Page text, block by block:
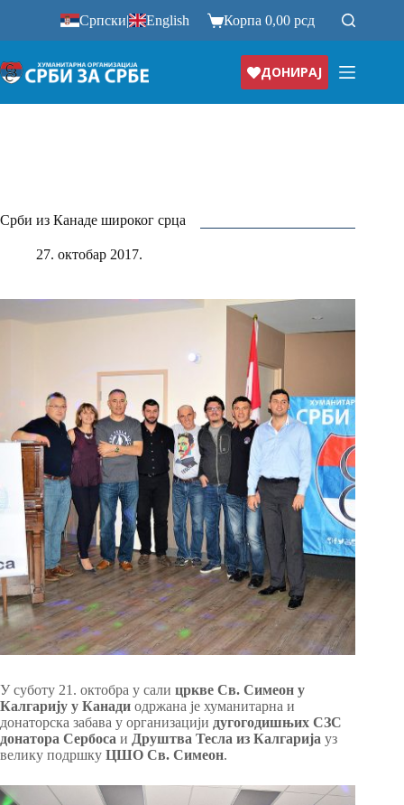
Српски| English Корпа0,00рсд
ДОНИРАЈ
Срби из Канаде широког срца
27. октобар 2017.
У суботу 21. октобра у сали цркве Св. Симеон у
Калгарију у Канади одржана је хуманитарна и
донаторска забава у организацији дугогодишњих СЗС
донатора Сербоса и Друштва Тесла из Калгарија уз
велику подршку ЦШО Св. Симеон.